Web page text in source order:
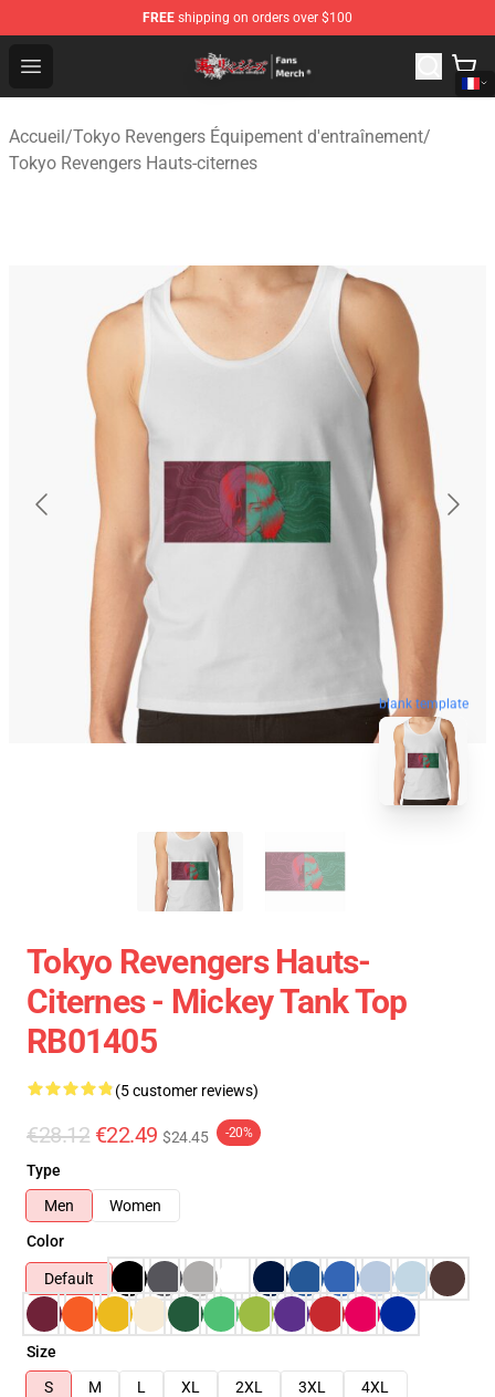
FREE shipping on orders over $100
Open menu
Tokyo Revengers Store - Official Tokyo Revengers
Accueil/Tokyo Revengers Équipement d'entraînement/
Tokyo Revengers Hauts-citernes
blank template
Tokyo Revengers Hauts-
Citernes - Mickey Tank Top
RB01405
(5 customer reviews)
€28.12 €22.49 $24.45 -20%
Type
Men
Women
Color
Default
Size
S
M L XL 2XL 3XL
4XL